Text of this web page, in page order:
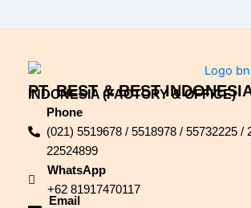
PT. BEST & BEST
INDONESIA (FACTORY & OFFICE)
Phone
(021) 5519678 / 5518978 / 55732225 /
22524899
WhatsApp
+62 81917470117
Email